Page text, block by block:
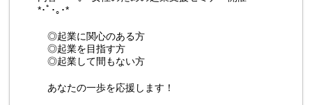
*･ﾟ･｡･*
◎起業に関心のある方
◎起業を目指す方
◎起業して間もない方
あなたの一歩を応援します！